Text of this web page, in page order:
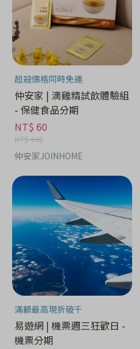
超殺價格同時免運
仲安家 | 滴雞精試飲體驗組
- 保健食品分期
NT$ 60
NT$ 660
仲安家JOINHOME
滿額最高現折破千
易遊網 | 機票週三狂歡日 -
機票分期